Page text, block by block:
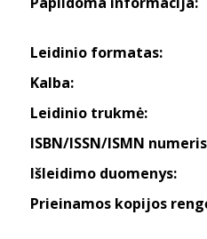
Leidinio formatas:
Kalba:
Leidinio trukmė:
ISBN/ISSN/ISMN
Išleidimo duomenys:
Prieinamos kopijos